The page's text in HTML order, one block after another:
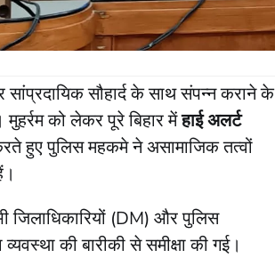
सांप्रदायिक सौहार्द के साथ संपन्न कराने के
को लेकर पूरे बिहार मेंहाई अलर्ट
हुए पुलिस महकमे ने असामाजिक तत्वों
जिलाधिकारियों (DM) और पुलिस
की बारीकी से समीक्षा की गई।